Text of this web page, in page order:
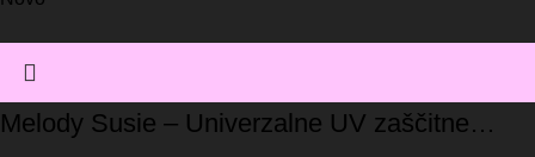
Melody Susie – Univerzalne UV zaščitne